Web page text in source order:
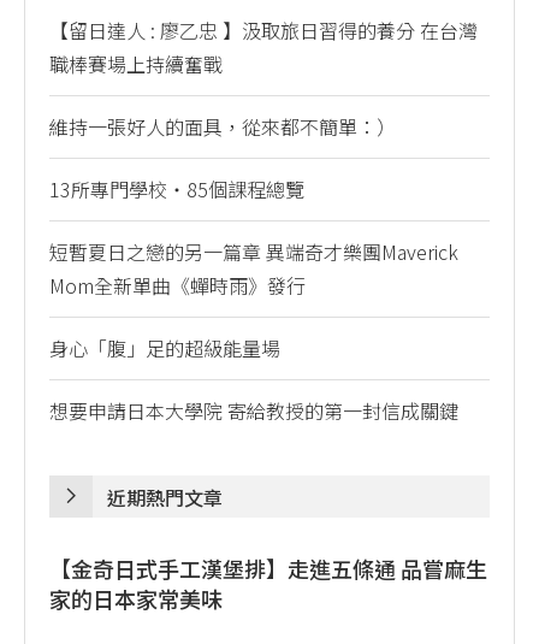
【留日達人 : 廖乙忠 】汲取旅日習得的養分 在台灣
職棒賽場上持續奮戰
維持一張好人的面具，從來都不簡單：）
13所專門學校・85個課程總覽
短暫夏日之戀的另一篇章 異端奇才樂團Maverick
Mom全新單曲《蟬時雨》發行
身心「腹」足的超級能量場
想要申請日本大學院 寄給教授的第一封信成關鍵
近期熱門文章
【金奇日式手工漢堡排】走進五條通 品嘗麻生
家的日本家常美味